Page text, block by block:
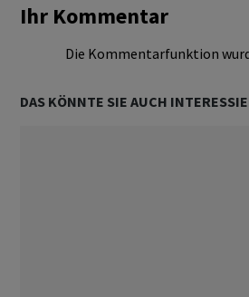
Ihr Kommentar
Die Kommentarfunktion
DAS KÖNNTE SIE AUCH